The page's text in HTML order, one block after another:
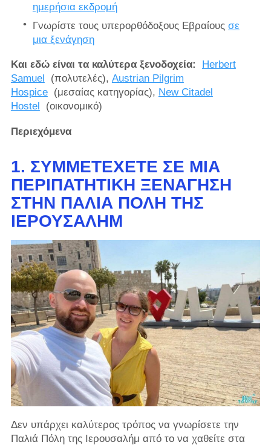
ημερήσια εκδρομή
Γνωρίστε τους υπερορθόδοξους Εβραίους σε
μια ξενάγηση
Και εδώ είναι τα καλύτερα ξενοδοχεία:
Herbert
Samuel (πολυτελές), Austrian Pilgrim
Hospice(μεσαίας κατηγορίας), New Citadel
Hostel (οικονομικό)
Περιεχόμενα
1. ΣΥΜΜΕΤΈΧΕΤΕ ΣΕ ΜΙΑ
ΠΕΡΙΠΑΤΗΤΙΚΉ ΞΕΝΆΓΗΣΗ
ΣΤΗΝ ΠΑΛΙΆ ΠΌΛΗ ΤΗΣ
ΙΕΡΟΥΣΑΛΉΜ
Δεν υπάρχει καλύτερος τρόπος να γνωρίσετε την
Παλιά Πόλη της Ιερουσαλήμ από το να χαθείτε στα